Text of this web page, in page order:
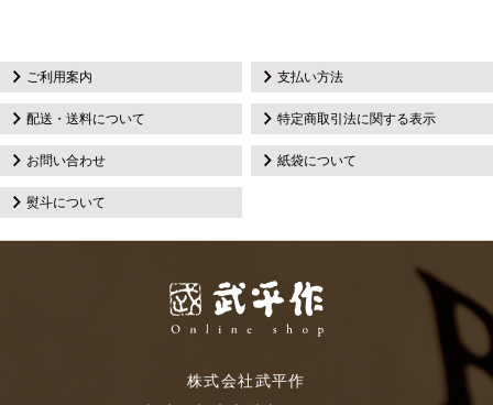
ご利用案内 支払い方法
配送・送料について 特定商取引法に関する表示
お問い合わせ 紙袋について
熨斗について
株式会社武平作